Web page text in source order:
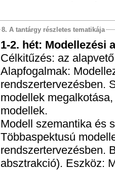
8. A tantárgy részletes tematikája
1-2. hét: Modellezési
Célkitűzés: az
Alapfogalmak:
rendszertervezésben.
modellek
modellek.
Modell szemantika és
Többaspektusú
rendszertervezésben.
absztrakció). Eszköz: